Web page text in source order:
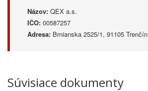
Názov: QEX a.s.
IČO: 00587257
Adresa: Brnianska 2525/1, 91105 Trenčín
Súvisiace dokumenty